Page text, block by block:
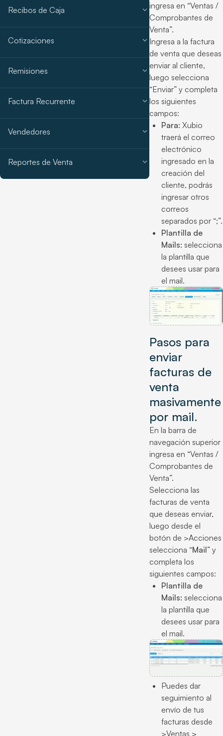
Recibos de Caja expand_more
Cotizaciones expand_more
Remisiones expand_more
Factura Recurrente expand_more
Vendedores expand_more
Reportes de Venta expand_more
ingresa en “Ventas /
Comprobantes de
Venta”.
Ingresa a la factura
de venta que deseas
enviar al cliente,
luego selecciona
“Enviar” y completa
los siguientes
campos:
Para: Xubio
traerá el correo
electrónico
ingresado en la
creación del
cliente, podrás
ingresar otros
correos
separados por “;”.
Plantilla de
Mails: selecciona
la plantilla que
desees usar para
el mail.
Pasos para
enviar
facturas de
venta
masivamente
por mail.
En la barra de
navegación superior
ingresa en “Ventas /
Comprobantes de
Venta”.
Selecciona las
facturas de venta
que deseas enviar,
luego desde el
botón de >Acciones
selecciona “Mail” y
completa los
siguientes campos:
Plantilla de
Mails: selecciona
la plantilla que
desees usar para
el mail.
Puedes dar
seguimiento al
envío de tus
facturas desde
>Ventas >